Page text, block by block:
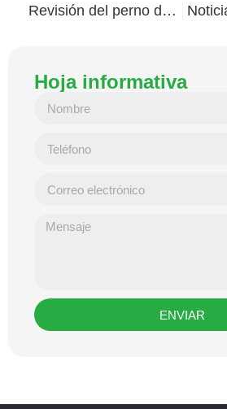
Revisión del perno de aleta de surf con cabeza hexagonal que necesita
Hoja informativa
ENVIAR